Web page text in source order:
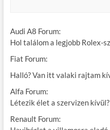
Audi A8 Forum:
Hol találom a legjobb Rolex-
Fiat Forum:
Halló? Van itt valaki rajtam
Alfa Forum:
Létezik élet a szervizen kívül?
Renault Forum: